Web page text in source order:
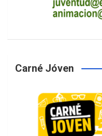
Carné Jóven